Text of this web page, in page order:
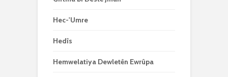
Hec-'Umre
Hedîs
Hemwelatiya Dewletên Ewrûpa